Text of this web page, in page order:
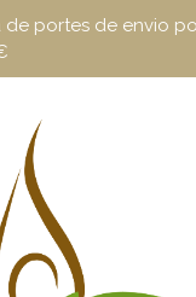
de portes de envio